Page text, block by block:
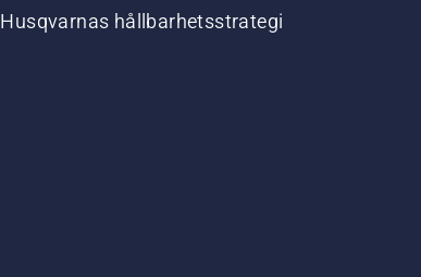
Husqvarnas hållbarhetsstrategi